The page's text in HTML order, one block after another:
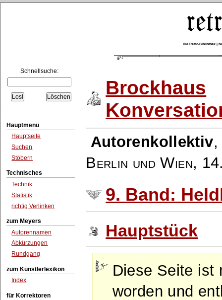
Die Retro-Bibliothek |
Schnellsuche:
Hauptmenü
Hauptseite
Suchen
Stöbern
Technisches
Technik
Statistik
richtig Verlinken
zum Meyers
Autorennamen
Abkürzungen
Rundgang
zum Künstlerlexikon
Index
für Korrektoren
Brockhaus
Autorenkollektiv
Berlin und Wien,
9. Band:
Hauptstück
Diese Seite ist
worden und